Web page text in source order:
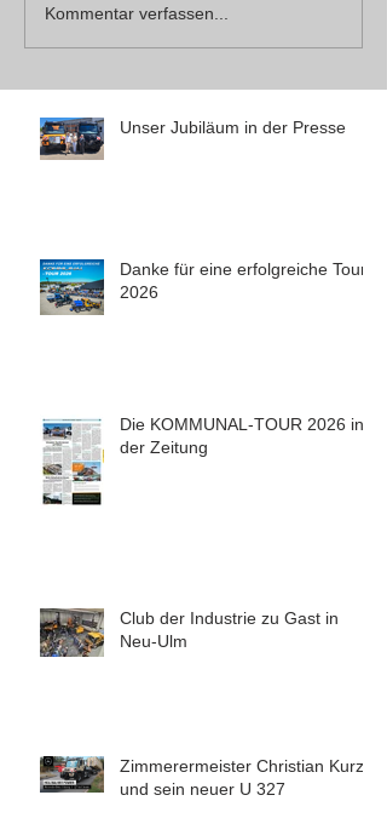
Kommentar verfassen...
Unser Jubiläum in der Presse
Danke für eine erfolgreiche Tour
2026
Die KOMMUNAL-TOUR 2026 in
der Zeitung
Club der Industrie zu Gast in
Neu-Ulm
Zimmerermeister Christian Kurz
und sein neuer U 327